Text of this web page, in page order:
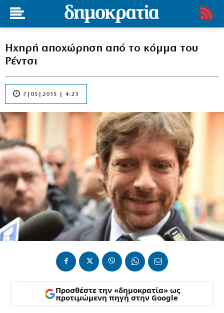
Hχηρή αποχώρηση από το κόμμα του
Ρέντσι
7|05|2015 | 4:23
Προσθέστε την «δημοκρατία» ως
προτιμώμενη πηγή στην Google